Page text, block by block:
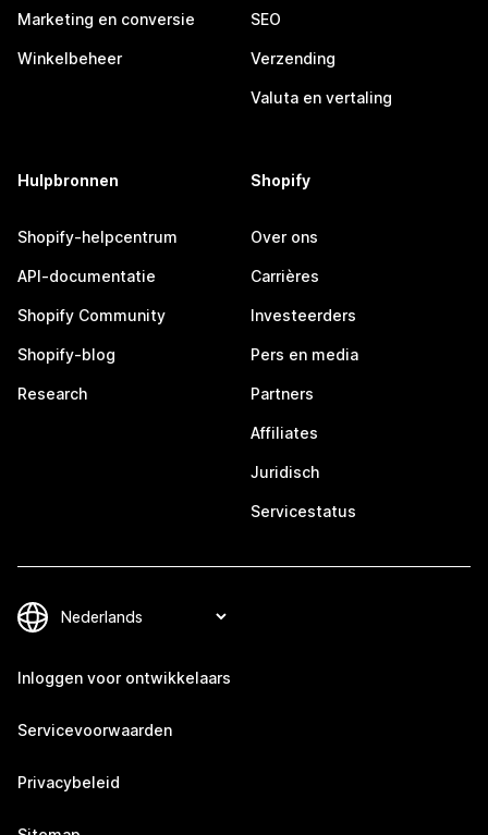
Marketing en conversie
Winkelbeheer
SEO
Verzending
Valuta en vertaling
Hulpbronnen
Shopify-helpcentrum
API-documentatie
Shopify Community
Shopify-blog
Research
Shopify
Over ons
Carrières
Investeerders
Pers en media
Partners
Affiliates
Juridisch
Servicestatus
Inloggen voor ontwikkelaars
Servicevoorwaarden
Privacybeleid